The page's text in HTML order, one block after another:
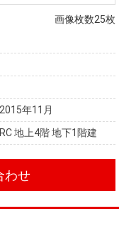
画像枚数25枚
2015年11月
RC 地上4階 地下1階建
わせ